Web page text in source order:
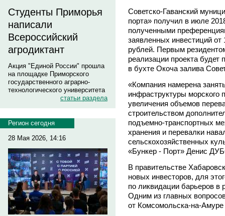
Студенты Приморья
написали
Всероссийский
агродиктант
Акция "Единой России" прошла
на площадке Приморского
государственного аграрно-
технологического университета
статьи раздела
Регион сегодня
28 Мая 2026, 14:16
Советско-Гаванский
порта» получил в июле
полученными
заявленных инвестиций
рублей. Первым
реализации проекта будет
в бухте Окоча залива
«Компания намерена
инфраструктуры морского
увеличения объемов
строительством
подъемно-транспортных
хранения и перевалки
сельскохозяйственных
«Бункер - Порт» Денис
В правительстве
новых инвесторов, для
по ликвидации барьеров в
Одним из главных
от Комсомольска-на-